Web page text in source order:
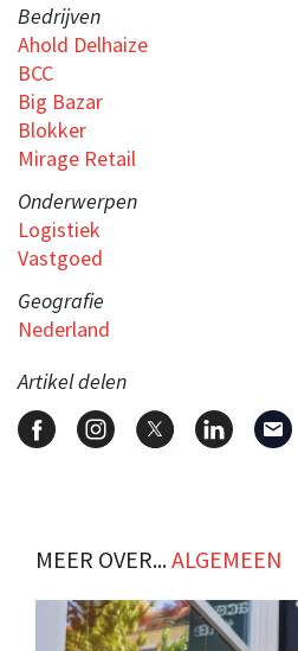
Bedrijven
Ahold Delhaize
BCC
Big Bazar
Blokker
Mirage Retail
Onderwerpen
Logistiek
Vastgoed
Geografie
Nederland
Artikel delen
MEER OVER...ALGEMEEN